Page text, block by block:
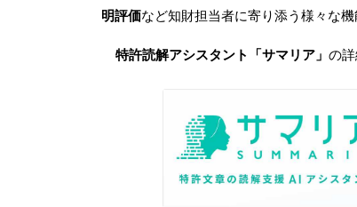
明評価など知財担当者に寄り添う様々な
特許読解アシスタント「サマリア」 の